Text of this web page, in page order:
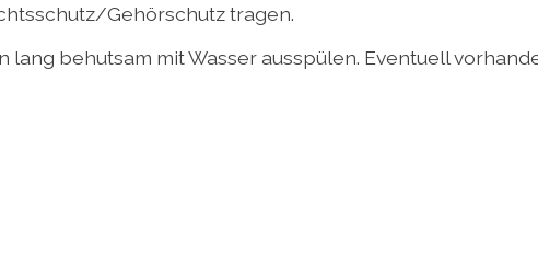
Gehörschutz tragen.
lang behutsam mit Wasser ausspülen. Eventuell